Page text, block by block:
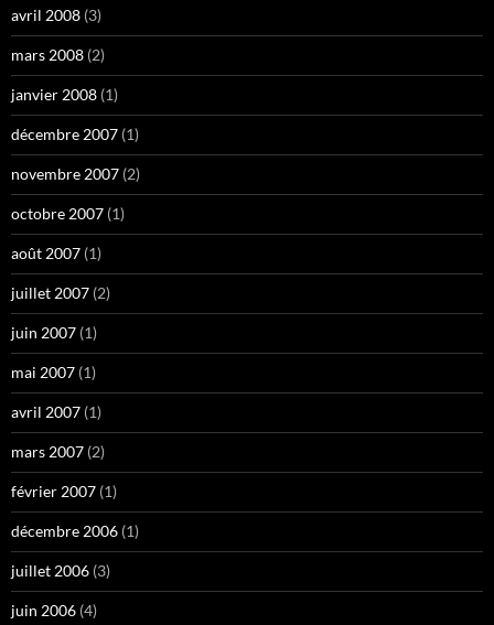
avril 2008 (3)
mars 2008 (2)
janvier 2008 (1)
décembre 2007 (1)
novembre 2007 (2)
octobre 2007 (1)
août 2007 (1)
juillet 2007 (2)
juin 2007 (1)
mai 2007 (1)
avril 2007 (1)
mars 2007 (2)
février 2007 (1)
décembre 2006 (1)
juillet 2006 (3)
juin 2006 (4)